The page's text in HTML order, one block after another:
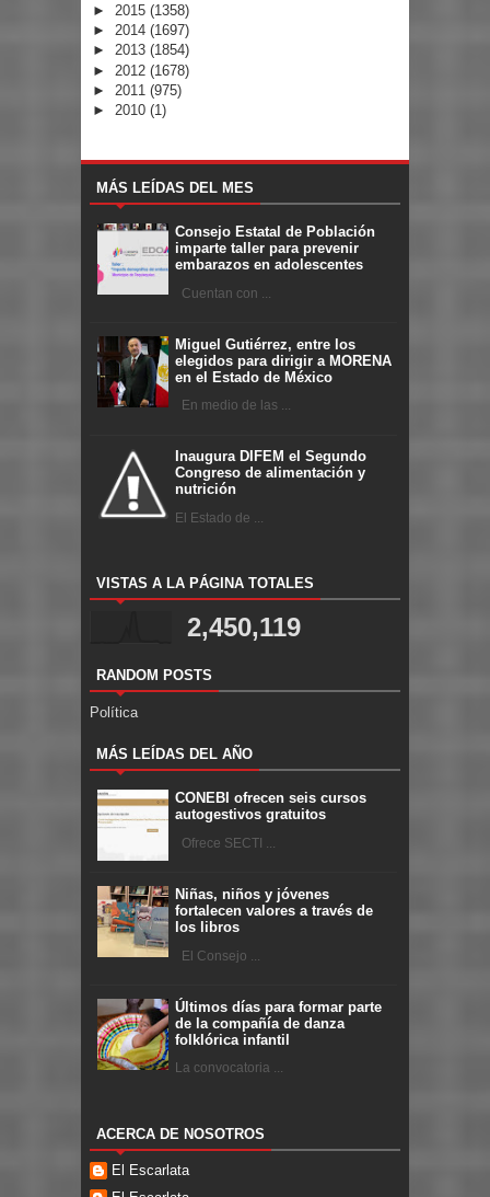
► 2015 (1358)
► 2014 (1697)
► 2013 (1854)
► 2012 (1678)
► 2011 (975)
► 2010 (1)
MÁS LEÍDAS DEL MES
Consejo Estatal de Población
imparte taller para prevenir
embarazos en adolescentes
Cuentan con ...
Miguel Gutiérrez, entre los
elegidos para dirigir a MORENA
en el Estado de México
En medio de las ...
Inaugura DIFEM el Segundo
Congreso de alimentación y
nutrición
El Estado de ...
VISTAS A LA PÁGINA TOTALES
2,450,119
RANDOM POSTS
Política
MÁS LEÍDAS DEL AÑO
CONEBI ofrecen seis cursos
autogestivos gratuitos
Ofrece SECTI ...
Niñas, niños y jóvenes
fortalecen valores a través de
los libros
El Consejo ...
Últimos días para formar parte
de la compañía de danza
folklórica infantil
La convocatoria ...
ACERCA DE NOSOTROS
El Escarlata